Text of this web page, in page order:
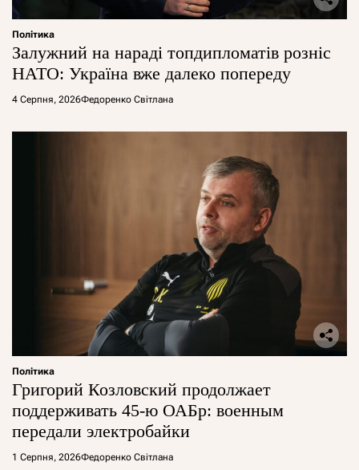
Політика
Залужний на нараді топдипломатів розніс
НАТО: Україна вже далеко попереду
4 Серпня, 2026Федоренко Світлана
Політика
Григорий Козловский продолжает
поддерживать 45-ю ОАБр: военным
передали электробайки
1 Серпня, 2026Федоренко Світлана